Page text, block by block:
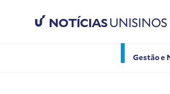
NOTÍCIASUNISINOS
Gestão e